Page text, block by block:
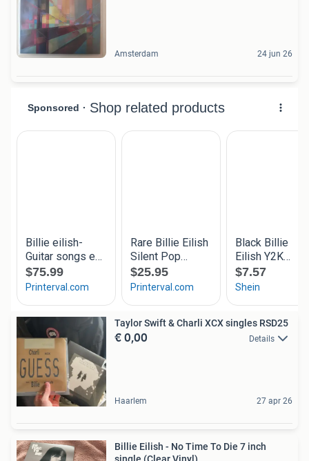
Amsterdam 24 jun 26
Taylor Swift & Charli XCX singles RSD25
€ 0,00 Details
Haarlem 27 apr 26
Billie Eilish - No Time To Die 7 inch
single (Clear Vinyl)